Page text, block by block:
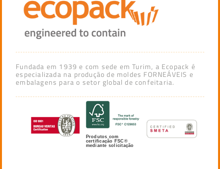
Fundada em 1939 e com sede em Turim, a Ecopack é
especializada na produção de moldes FORNEÁVEIS e
embalagens para o setor global de confeitaria.
Produtos com
certificação FSC®
mediante solicitação